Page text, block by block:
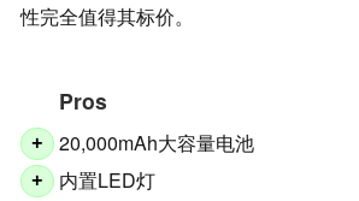
性完全值得其标价。
Pros
+ 20,000mAh大容量电池
+ 内置LED灯